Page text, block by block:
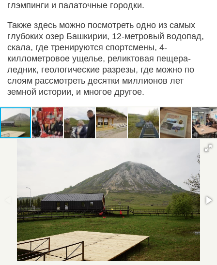
глэмпинги и палаточные городки.
Также здесь можно посмотреть одно из самых
глубоких озер Башкирии, 12-метровый водопад,
скала, где тренируются спортсмены, 4-
киллометровое ущелье, реликтовая пещера-
ледник, геологические разрезы, где можно по
слоям рассмотреть десятки миллионов лет
земной истории, и многое другое.